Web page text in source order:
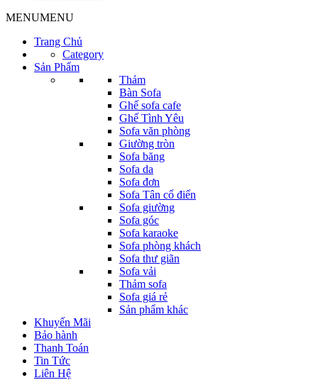
MENUMENU
Trang Chủ
Category
Sản Phẩm
Thảm
Bàn Sofa
Ghế sofa cafe
Ghế Tình Yêu
Sofa văn phòng
Giường tròn
Sofa băng
Sofa da
Sofa đơn
Sofa Tân cổ điển
Sofa giường
Sofa góc
Sofa karaoke
Sofa phòng khách
Sofa thư giãn
Sofa vải
Thảm sofa
Sofa giá rẻ
Sản phẩm khác
Khuyến Mãi
Bảo hành
Thanh Toán
Tin Tức
Liên Hệ